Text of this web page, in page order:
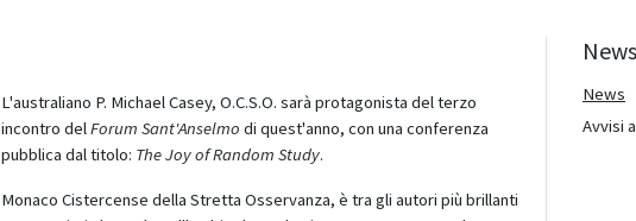
L'australiano P. Michael Casey, O.C.S.O. sarà protagonista del terzo
incontro delForum Sant'Anselmo di quest'anno, con una conferenza
pubblica dal titolo: The Joy of Random Study.
Monaco Cistercense della Stretta Osservanza, è tra gli autori più brillanti
News
Avvisi